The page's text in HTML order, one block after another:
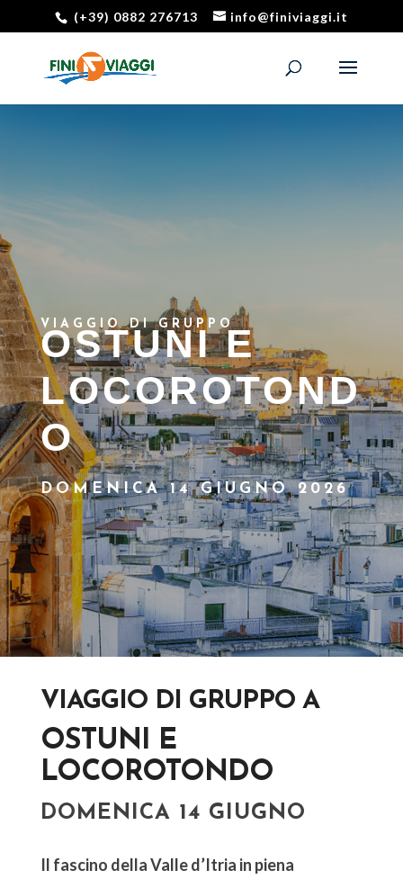
(+39) 0882 276713 info@finiviaggi.it
VIAGGIO DI GRUPPO
OSTUNI E
LOCOROTOND
O
DOMENICA 14 GIUGNO 2026
VIAGGIO DI GRUPPO A
OSTUNI E
LOCOROTONDO
DOMENICA 14 GIUGNO
Il fascino della Valle d’Itria in piena